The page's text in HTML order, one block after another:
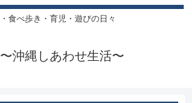
食べ歩き・育児・遊びの日々
沖縄しあわせ生活〜